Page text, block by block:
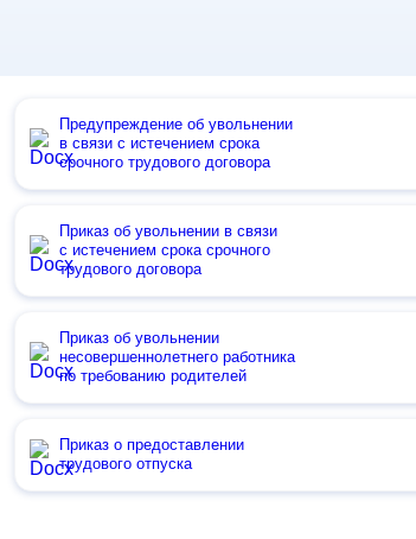
Предупреждение об увольнении
в связи с истечением срока
срочного трудового договора
Приказ об увольнении в связи
с истечением срока срочного
трудового договора
Приказ об увольнении
несовершеннолетнего работника
по требованию родителей
Приказ о предоставлении
трудового отпуска